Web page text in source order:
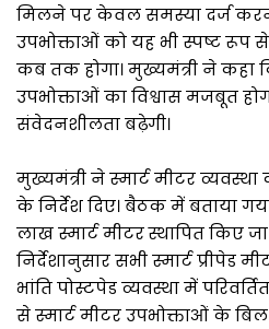
मिलने पर केवल समस्या दर्ज
उपभोक्ताओं को यह भी स्पष्ट रूप
कब तक होगा। मुख्यमंत्री ने कहा
उपभोक्ताओं का विश्वास मजबूत
संवेदनशीलता बढ़ेगी।
मुख्यमंत्री ने स्मार्ट मीटर व्यवस्था
के निर्देश दिए। बैठक में बताया
लाख स्मार्ट मीटर स्थापित किए
निर्देशानुसार सभी स्मार्ट प्रीपेड
भांति पोस्टपेड व्यवस्था में
से स्मार्ट मीटर उपभोक्ताओं के बिल